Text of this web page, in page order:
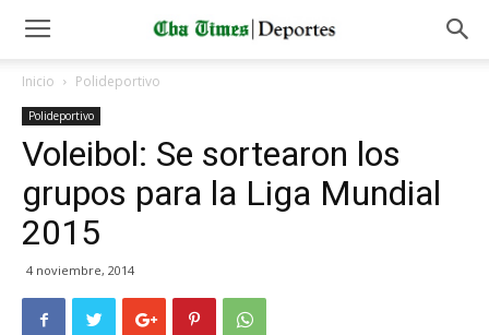
Inicio Polideportivo
Polideportivo
Voleibol: Se sortearon los
grupos para la Liga Mundial
2015
4 noviembre, 2014